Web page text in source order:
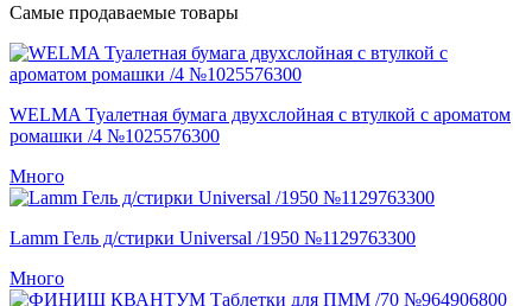
Самые продаваемые товары
WELMA Туалетная бумага двухслойная с втулкой с ароматом
ромашки /4 №1025576300
Много
Lamm Гель д/стирки Universal /1950 №1129763300
Много